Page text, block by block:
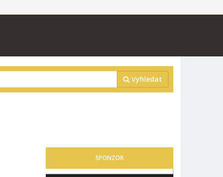
Vyhledat
SPONZOR